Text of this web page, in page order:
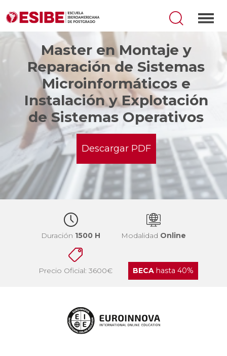
Master en Montaje y
Reparación de Sistemas
Microinformáticos e
Instalación y Explotación
de Sistemas Operativos
Descargar PDF
Duración 1500 H Modalidad Online
Precio Oficial: 3600€ BECAhasta 40%